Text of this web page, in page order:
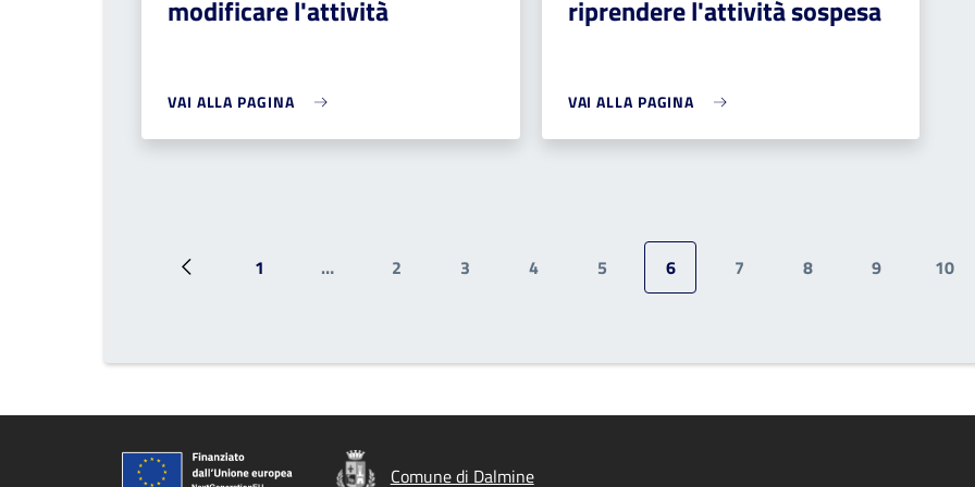
modificare l'attività
VAI ALLA PAGINA
riprendere l'attività sospesa
VAI ALLA PAGINA
Pagina precedente
Prima pagina
1 …
Pagina
2
Pagina
3
Pagina
4
Pagina
5
Pagina attuale
6
Pagina
7
Pagina
8
Pagina
9 10
Comune di Dalmine